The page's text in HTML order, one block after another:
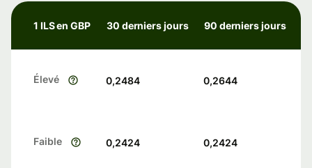
1 ILS en GBP 30 derniers jours 90 derniers jours
Élevé 0,2484 0,2644
Faible 0,2424 0,2424